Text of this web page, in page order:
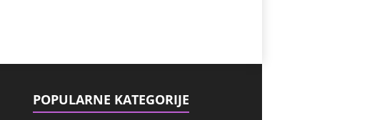
POPULARNE KATEGORIJE